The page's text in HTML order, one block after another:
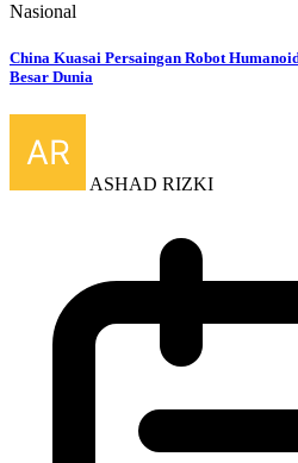
Nasional
China Kuasai Persaingan Robot
Besar Dunia
ASHAD RIZKI